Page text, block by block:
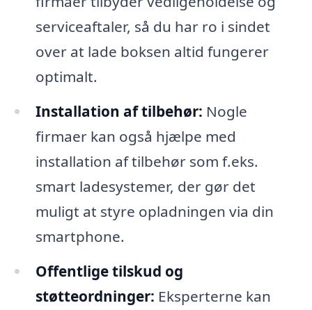
serviceaftaler, så du har ro i sindet
over at lade boksen altid fungerer
optimalt.
Installation af tilbehør: Nogle
firmaer kan også hjælpe med
installation af tilbehør som f.eks.
smart ladesystemer, der gør det
muligt at styre opladningen via din
smartphone.
Offentlige tilskud og
støtteordninger: Eksperterne kan